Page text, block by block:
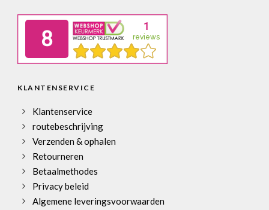
KLANTENSERVICE
Klantenservice
routebeschrijving
Verzenden & ophalen
Retourneren
Betaalmethodes
Privacy beleid
Algemene leveringsvoorwaarden